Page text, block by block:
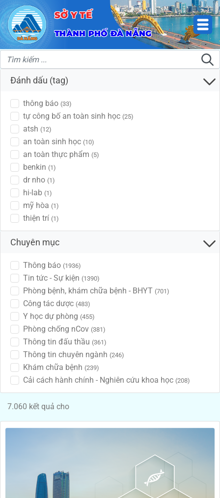
SỞ Y TẾ
THÀNH PHỐ ĐÀ NẴNG
Đánh dấu (tag)
thông báo (33)
tự công bố an toàn sinh học (25)
atsh (12)
an toàn sinh học (10)
an toàn thực phẩm (5)
benkin (1)
dr nho (1)
hi-lab (1)
mỹ hòa (1)
thiện trí (1)
Chuyên mục
Thông báo (1936)
Tin tức - Sự kiện (1390)
Phòng bệnh, khám chữa bệnh - BHYT (701)
Công tác dược (483)
Y học dự phòng (455)
Phòng chống nCov (381)
Thông tin đấu thầu (361)
Thông tin chuyên ngành (246)
Khám chữa bệnh (239)
Cải cách hành chính - Nghiên cứu khoa học (208)
7.060 kết quả cho